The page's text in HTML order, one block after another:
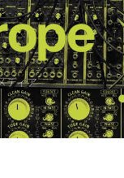
ディア